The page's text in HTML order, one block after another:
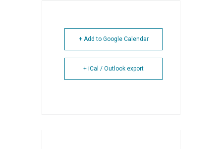
+ Add to Google Calendar
+ iCal / Outlook export